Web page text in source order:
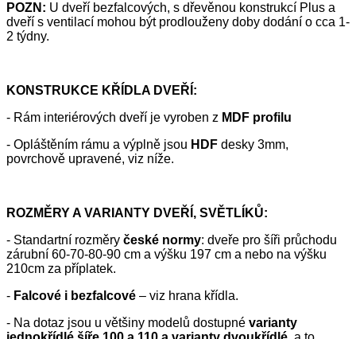
POZN: U dveří bezfalcových, s dřevěnou konstrukcí Plus a
dveří s ventilací mohou být prodlouženy doby dodání o cca 1-
2 týdny.
KONSTRUKCE KŘÍDLA DVEŘÍ:
- Rám interiérových dveří je vyroben z MDF profilu
- Opláštěním rámu a výplně jsou HDF desky 3mm,
povrchově upravené, viz níže.
ROZMĚRY A VARIANTY DVEŘÍ, SVĚTLÍKŮ:
- Standartní rozměry české normy: dveře pro šíři průchodu
zárubní 60-70-80-90 cm a výšku 197 cm a nebo na výšku
210cm za příplatek.
- Falcové i bezfalcové – viz hrana křídla.
- Na dotaz jsou u většiny modelů dostupné varianty